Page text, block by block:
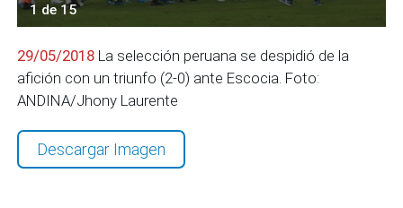
1 de 15
29/05/2018 La selección peruana se despidió de la
afición con un triunfo (2-0) ante Escocia. Foto:
ANDINA/Jhony Laurente
Descargar Imagen